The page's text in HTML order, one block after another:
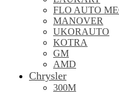
FLO AUTO
MANOVER
UKORAUTO
KOTRA
GM
AMD
Chrysler
300M